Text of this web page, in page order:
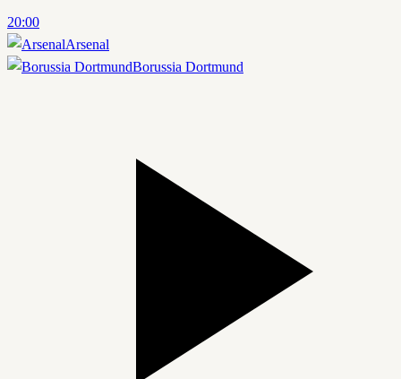
20:00
Arsenal
Borussia Dortmund